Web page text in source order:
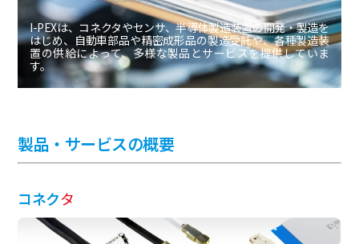
I-PEXは、コネクタやセンサ、半導体製造装置の開発・製造を
はじめ、自動車部品や精密成形品の製造受託や、各種製造装
置の供給によって、多様な製品とサービスを提供していま
す。
製品・サービスの概要
コネクタ